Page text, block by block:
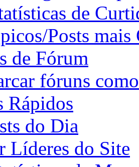
de
Posts mais
de Fórum
fóruns
Rápidos
do Dia
Líderes do Site